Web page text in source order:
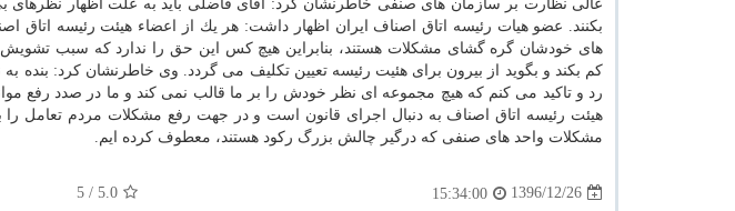
عالی نظارت بر سازمان های صنفی خاطرنشان كرد: آقای فاضلی باید به علت اظهار نظرهای
بكنند. عضو هیات رئیسه اتاق اصناف ایران اظهار داشت: هر یك از اعضاء هیئت رئیسه اتاق
های خودشان گره گشای مشكلات هستند، بنابراین هیچ كس این حق را ندارد كه سبب
كم بكند و بگوید از بیرون برای هئیت رئیسه تعیین تكلیف می گردد. وی خاطرنشان كرد: بنده به
رد و تاكید می كنم كه هیچ مجموعه ای نظر خودش را بر ما قالب نمی كند و ما در صدد رفع
هیئت رئیسه اتاق اصناف به دنبال اجرای قانون است و در جهت رفع مشكلات مردم تعامل را
مشكلات واحد های صنفی كه درگیر چالش بزرگ ركود هستند، معطوف كرده ایم.
1396/12/26
15:34:00
5.0
/ 5